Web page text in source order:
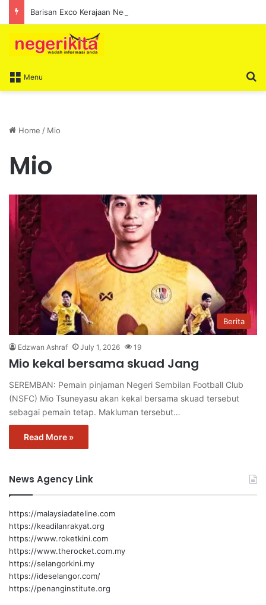
Menu
Home / Mio
Mio
Berita
Edzwan Ashraf July 1, 2026 19
Mio kekal bersama skuad Jang
SEREMBAN: Pemain pinjaman Negeri Sembilan Football Club
(NSFC) Mio Tsuneyasu akan kekal bersama skuad tersebut
sebagai pemain tetap. Makluman tersebut…
Read More »
News Agency Link
https://malaysiadateline.com
https://keadilanrakyat.org
https://www.roketkini.com
https://www.therocket.com.my
https://selangorkini.my
https://ideselangor.com/
https://penanginstitute.org